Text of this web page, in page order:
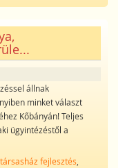
állnak
minket választ
Kőbányán! Teljes
ügyintézéstől a
társasház fejlesztés,